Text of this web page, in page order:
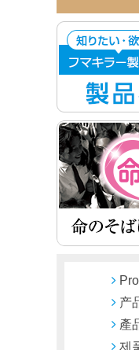
产
產
제